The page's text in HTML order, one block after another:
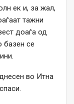
ек и, за жал,
тажни
доаѓа од
базен се
во Итна